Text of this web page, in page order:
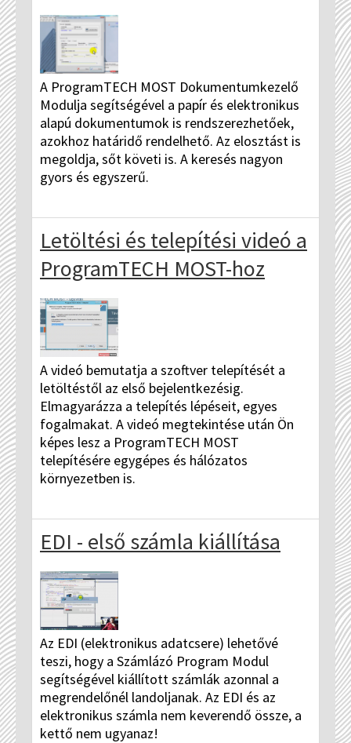
A ProgramTECH MOST Dokumentumkezelő
Modulja segítségével a papír és elektronikus
alapú dokumentumok is rendszerezhetőek,
azokhoz határidő rendelhető. Az elosztást is
megoldja, sőt követi is. A keresés nagyon
gyors és egyszerű.
Letöltési és telepítési videó a
ProgramTECH MOST-hoz
A videó bemutatja a szoftver telepítését a
letöltéstől az első bejelentkezésig.
Elmagyarázza a telepítés lépéseit, egyes
fogalmakat. A videó megtekintése után Ön
képes lesz a ProgramTECH MOST
telepítésére egygépes és hálózatos
környezetben is.
EDI - első számla kiállítása
Az EDI (elektronikus adatcsere) lehetővé
teszi, hogy a Számlázó Program Modul
segítségével kiállított számlák azonnal a
megrendelőnél landoljanak. Az EDI és az
elektronikus számla nem keverendő össze, a
kettő nem ugyanaz!